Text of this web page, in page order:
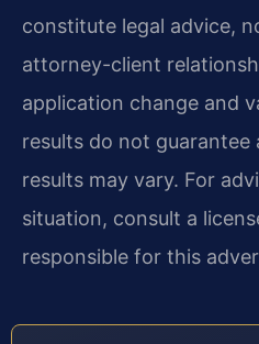
constitute legal advice,
attorney-client
application change and
results do not guarantee
results may vary. For
situation, consult a
responsible for this